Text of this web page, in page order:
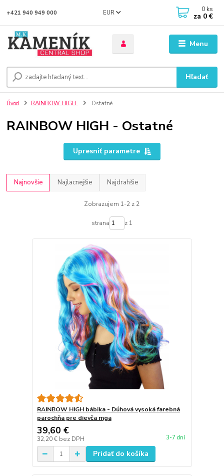
Menu
EUR
Hľadať
+421 940 949 000 0 ks
za 0 €
Úvod RAINBOW HIGH Ostatné
RAINBOW HIGH - Ostatné
Upresniť parametre
Najnovšie Najlacnejšie Najdrahšie
Zobrazujem 1-2 z 2
strana z 1
RAINBOW HIGH bábika - Dúhová vysoká farebná
parochňa pre dievča mga
39,60 €
32,20 € bez DPH 3-7 dní
Pridať do košíka